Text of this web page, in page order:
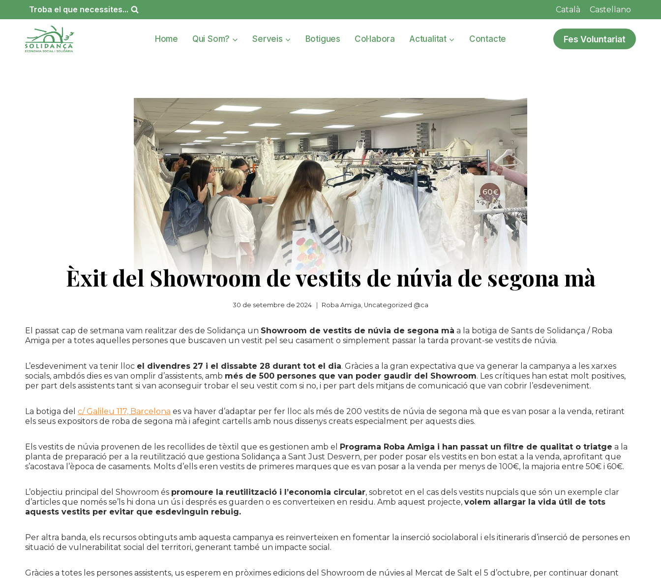
Troba el que necessites... Català Castellano
Home Qui Som? Serveis Botigues Col·labora Actualitat Contacte Fes Voluntariat
Èxit del Showroom de vestits de núvia de segona mà
30 de setembre de 2024 Roba Amiga, Uncategorized @ca
El passat cap de setmana vam realitzar des de Solidança un Showroom de vestits de núvia de segona mà a la botiga de Sants de Solidança / Roba
Amiga per a totes aquelles persones que buscaven un vestit pel seu casament o simplement passar la tarda provant-se vestits de núvia.
L’esdeveniment va tenir lloc el divendres 27 i el dissabte 28 durant tot el dia. Gràcies a la gran expectativa que va generar la campanya a les xarxes
socials, ambdós dies es van omplir d’assistents, amb més de 500 persones que van poder gaudir del Showroom. Les crítiques han estat molt positives,
per part dels assistents tant si van aconseguir trobar el seu vestit com si no, i per part dels mitjans de comunicació que van cobrir l’esdeveniment.
La botiga del c/ Galileu 117, Barcelona es va haver d’adaptar per fer lloc als més de 200 vestits de núvia de segona mà que es van posar a la venda, retirant
els seus expositors de roba de segona mà i afegint cartells amb nous dissenys creats especialment per aquests dies.
Els vestits de núvia provenen de les recollides de tèxtil que es gestionen amb el Programa Roba Amiga i han passat un filtre de qualitat o triatge a la
planta de preparació per a la reutilització que gestiona Solidança a Sant Just Desvern, per poder posar els vestits en bon estat a la venda, aprofitant que
s’acostava l’època de casaments. Molts d’ells eren vestits de primeres marques que es van posar a la venda per menys de 100€, la majoria entre 50€ i 60€.
L’objectiu principal del Showroom és promoure la reutilització i l’economia circular, sobretot en el cas dels vestits nupcials que són un exemple clar
d’articles que només se’ls hi dona un ús i després es guarden o es converteixen en residu. Amb aquest projecte, volem allargar la vida útil de tots
aquests vestits per evitar que esdevinguin rebuig.
Per altra banda, els recursos obtinguts amb aquesta campanya es reinverteixen en fomentar la inserció sociolaboral i els itineraris d’inserció de persones en
situació de vulnerabilitat social del territori, generant també un impacte social.
Gràcies a totes les persones assistents, us esperem en pròximes edicions del Showroom de núvies al Mercat de Salt el 5 d’octubre, per continuar donant